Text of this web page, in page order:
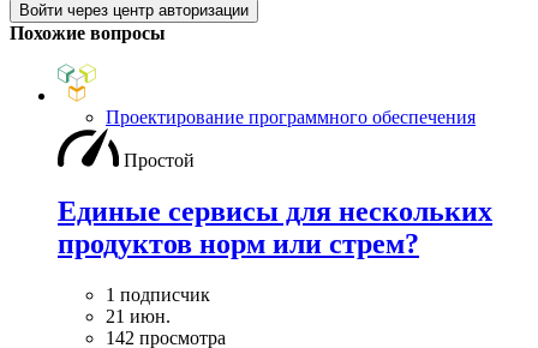
Войти через центр авторизации
Похожие вопросы
Проектирование программного обеспечения
Простой
Единые сервисы для нескольких
продуктов норм или стрем?
1 подписчик
21 июн.
142 просмотра